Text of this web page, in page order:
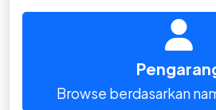
Browse berdasarkan